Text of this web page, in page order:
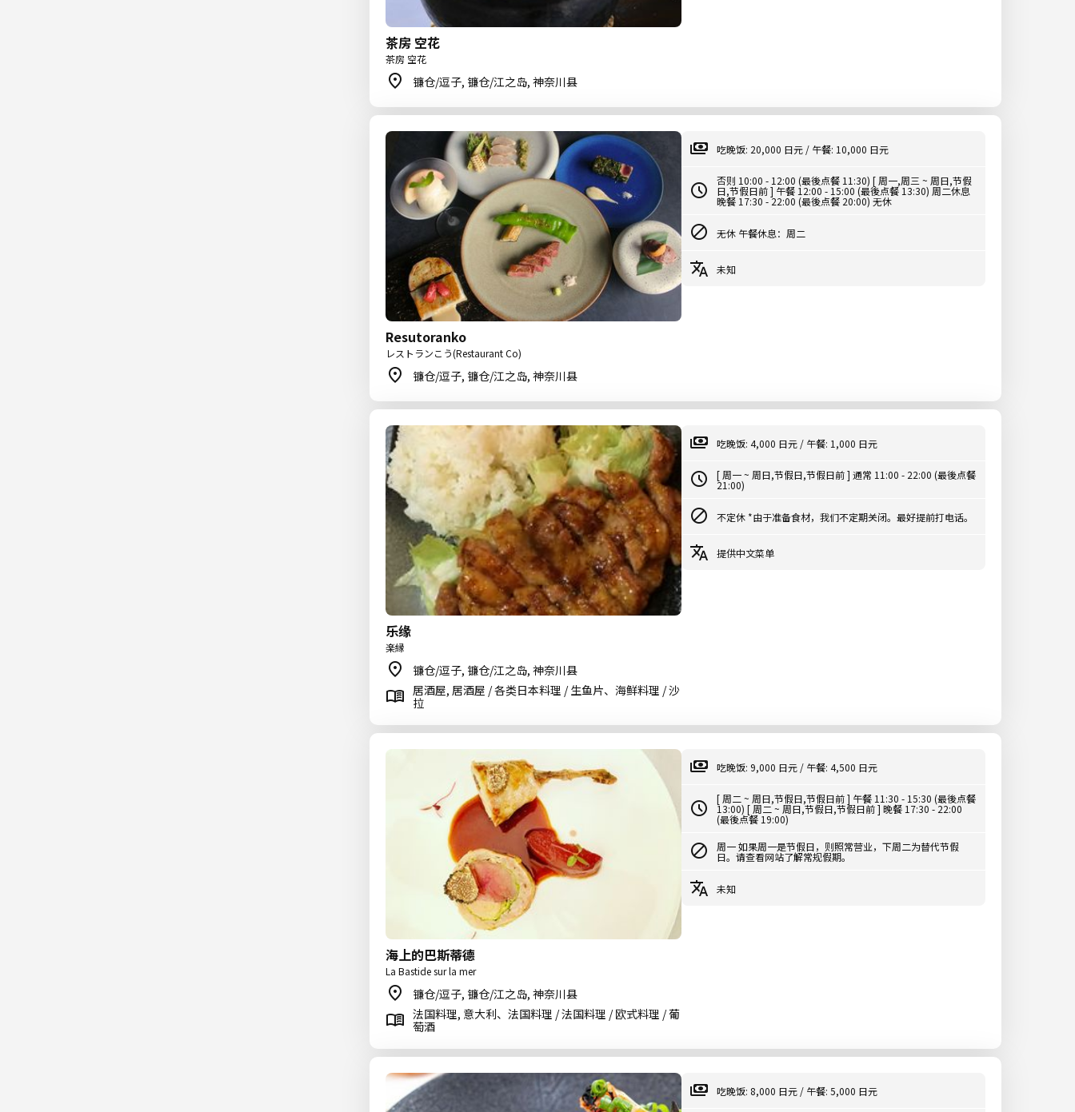
茶房 空花
茶房 空花
镰仓/逗子, 镰仓/江之岛, 神奈川县
Resutoranko
レストランこう(Restaurant Co)
镰仓/逗子, 镰仓/江之岛, 神奈川县
吃晚饭: 20,000 日元 / 午餐: 10,000 日元
否则 10:00 - 12:00 (最後点餐 11:30) [ 周一,周三 ~ 周日,节假
日,节假日前 ] 午餐 12:00 - 15:00 (最後点餐 13:30) 周二休息
晚餐 17:30 - 22:00 (最後点餐 20:00) 无休
无休 午餐休息：周二
未知
乐缘
楽縁
镰仓/逗子, 镰仓/江之岛, 神奈川县
居酒屋, 居酒屋 / 各类日本料理 / 生鱼片、海鲜料理 / 沙
拉
吃晚饭: 4,000 日元 / 午餐: 1,000 日元
[ 周一 ~ 周日,节假日,节假日前 ] 通常 11:00 - 22:00 (最後点餐
21:00)
不定休 *由于准备食材，我们不定期关闭。最好提前打电话。
提供中文菜单
海上的巴斯蒂德
La Bastide sur la mer
镰仓/逗子, 镰仓/江之岛, 神奈川县
法国料理, 意大利、法国料理 / 法国料理 / 欧式料理 / 葡
萄酒
吃晚饭: 9,000 日元 / 午餐: 4,500 日元
[ 周二 ~ 周日,节假日,节假日前 ] 午餐 11:30 - 15:30 (最後点餐
13:00) [ 周二 ~ 周日,节假日,节假日前 ] 晚餐 17:30 - 22:00
(最後点餐 19:00)
周一 如果周一是节假日，则照常营业，下周二为替代节假
日。请查看网站了解常规假期。
未知
吃晚饭: 8,000 日元 / 午餐: 5,000 日元